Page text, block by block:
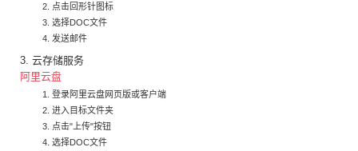
点击回形针图标
选择DOC文件
发送邮件
3. 云存储服务
阿里云盘
登录阿里云盘网页版或客户端
进入目标文件夹
点击"上传"按钮
选择DOC文件